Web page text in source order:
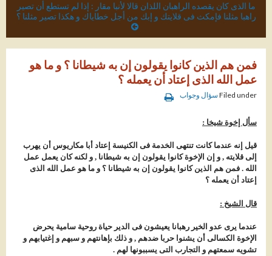
ما الذى كان يقصده الراهبان اللذان قالا لأنبا مقار : إذا لم تستطع أن تصير
راهبا مثلنا فإمكث فى قلايتك و إبك من أجل خطاياك و هكذا تصير مثلنا ؟
فمن هم الذين كانوا يقولون إن به شيطانا ؟ و ما هو
عمل الله الذى إعتاد أن يعمله ؟
Filed underسؤال وجواب
سأل إخوة شيخا :
قيل إنه عندما كانت تنتهى الخدمة فى الكنيسة إعتاد أبا مكاريوس أن يهرب
إلى قلايته , و إن الإخوة كانوا يقولون إن به شيطانا , و لكنه كان يعمل عمل
الله . فمن هم الذين كانوا يقولون إن به شيطانا ؟ و ما هو عمل الله الذى
إعتاد أن يعمله ؟
قال الشيخ :
عندما يرى عدو الخير رهبانا يعيشون فى الدير حياة روحية سامية يحرض
الإخوة الكسالى أن يشنوا حربا ضدهم , و ذلك بإهانتهم و سبهم و إغتيابهم و
تشويه سمعتهم و التجارب التى يسببونها لهم .